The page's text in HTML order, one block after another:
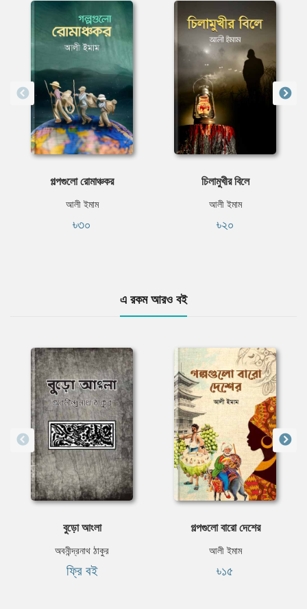
গল্পগুলো রোমাঞ্চকর
আলী ইমাম
৳৩০
চিলামুখীর বিলে
আলী ইমাম
৳২০
এ রকম আরও বই
বুড়ো আংলা
অবনীন্দ্রনাথ ঠাকুর
ফ্রি বই
গল্পগুলো বারো দেশের
আলী ইমাম
৳১৫